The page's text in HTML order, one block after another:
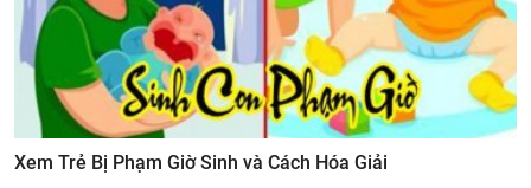
Xem Trẻ Bị Phạm Giờ Sinh và Cách Hóa Giải